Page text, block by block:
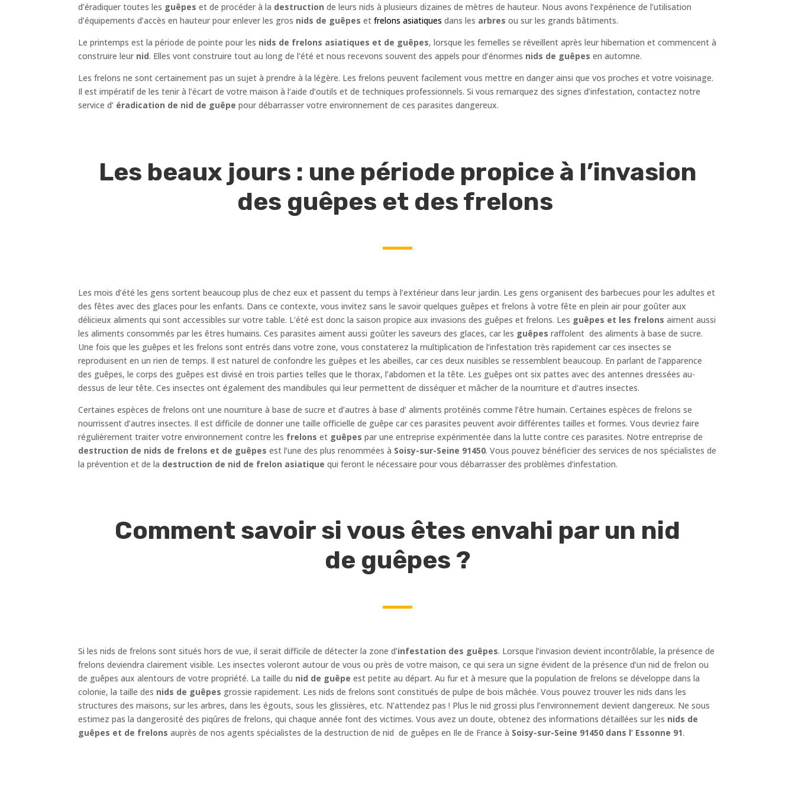
d’éradiquer toutes les guêpes et de procéder à la destruction de leurs nids à plusieurs dizaines de mètres de hauteur. Nous avons l’expérience de l’utilisation
d’équipements d’accès en hauteur pour enlever les gros nids de guêpes et frelons asiatiques dans les arbres ou sur les grands bâtiments.
Le printemps est la période de pointe pour les nids de frelons asiatiques et de guêpes, lorsque les femelles se réveillent après leur hibernation et commencent à
construire leur nid. Elles vont construire tout au long de l’été et nous recevons souvent des appels pour d’énormes nids de guêpes en automne.
Les frelons ne sont certainement pas un sujet à prendre à la légère. Les frelons peuvent facilement vous mettre en danger ainsi que vos proches et votre voisinage.
Il est impératif de les tenir à l’écart de votre maison à l’aide d’outils et de techniques professionnels. Si vous remarquez des signes d’infestation, contactez notre
service d’ éradication de nid de guêpe pour débarrasser votre environnement de ces parasites dangereux.
Les beaux jours : une période propice à l’invasion
des guêpes et des frelons
Les mois d’été les gens sortent beaucoup plus de chez eux et passent du temps à l’extérieur dans leur jardin. Les gens organisent des barbecues pour les adultes et
des fêtes avec des glaces pour les enfants. Dans ce contexte, vous invitez sans le savoir quelques guêpes et frelons à votre fête en plein air pour goûter aux
délicieux aliments qui sont accessibles sur votre table. L’été est donc la saison propice aux invasions des guêpes et frelons. Les guêpes et les frelons aiment aussi
les aliments consommés par les êtres humains. Ces parasites aiment aussi goûter les saveurs des glaces, car les guêpes raffolent des aliments à base de sucre.
Une fois que les guêpes et les frelons sont entrés dans votre zone, vous constaterez la multiplication de l’infestation très rapidement car ces insectes se
reproduisent en un rien de temps. Il est naturel de confondre les guêpes et les abeilles, car ces deux nuisibles se ressemblent beaucoup. En parlant de l’apparence
des guêpes, le corps des guêpes est divisé en trois parties telles que le thorax, l’abdomen et la tête. Les guêpes ont six pattes avec des antennes dressées au-
dessus de leur tête. Ces insectes ont également des mandibules qui leur permettent de disséquer et mâcher de la nourriture et d’autres insectes.
Certaines espèces de frelons ont une nourriture à base de sucre et d’autres à base d’ aliments protéinés comme l’être humain. Certaines espèces de frelons se
nourrissent d’autres insectes. Il est difficile de donner une taille officielle de guêpe car ces parasites peuvent avoir différentes tailles et formes. Vous devriez faire
régulièrement traiter votre environnement contre les frelons et guêpes par une entreprise expérimentée dans la lutte contre ces parasites. Notre entreprise de
destruction de nids de frelons et de guêpes est l’une des plus renommées à Soisy-sur-Seine 91450. Vous pouvez bénéficier des services de nos spécialistes de
la prévention et de la destruction de nid de frelon asiatique qui feront le nécessaire pour vous débarrasser des problèmes d’infestation.
Comment savoir si vous êtes envahi par un nid
de guêpes ?
Si les nids de frelons sont situés hors de vue, il serait difficile de détecter la zone d’infestation des guêpes. Lorsque l’invasion devient incontrôlable, la présence de
frelons deviendra clairement visible. Les insectes voleront autour de vous ou près de votre maison, ce qui sera un signe évident de la présence d’un nid de frelon ou
de guêpes aux alentours de votre propriété. La taille du nid de guêpe est petite au départ. Au fur et à mesure que la population de frelons se développe dans la
colonie, la taille des nids de guêpes grossie rapidement. Les nids de frelons sont constitués de pulpe de bois mâchée. Vous pouvez trouver les nids dans les
structures des maisons, sur les arbres, dans les égouts, sous les glissières, etc. N’attendez pas ! Plus le nid grossi plus l’environnement devient dangereux. Ne sous
estimez pas la dangerosité des piqûres de frelons, qui chaque année font des victimes. Vous avez un doute, obtenez des informations détaillées sur les nids de
guêpes et de frelons auprès de nos agents spécialistes de la destruction de nid de guêpes en Ile de France à Soisy-sur-Seine 91450 dans l’ Essonne 91.